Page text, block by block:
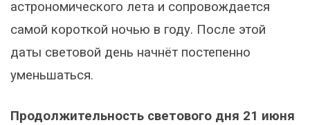
астрономического лета и сопровождается
самой короткой ночью в году. После этой
даты световой день начнёт постепенно
уменьшаться.
Продолжительность светового дня 21 июня